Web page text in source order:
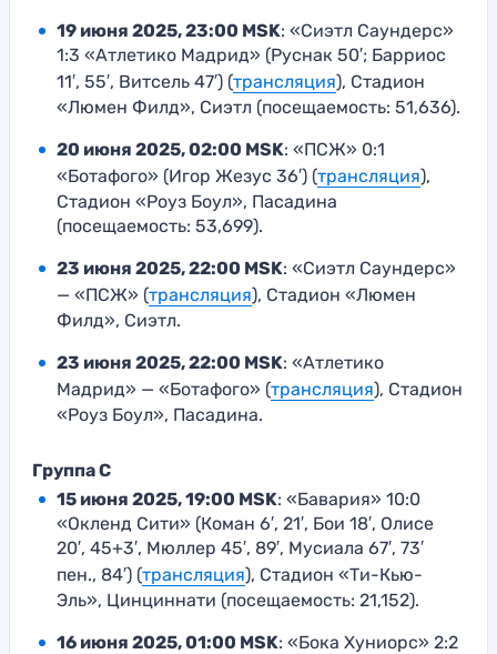
19 июня 2025, 23:00 MSK: «Сиэтл Саундерс»
1:3 «Атлетико Мадрид» (Руснак 50′; Барриос
11′, 55′, Витсель 47′) (трансляция), Стадион
«Люмен Филд», Сиэтл (посещаемость: 51,636).
20 июня 2025, 02:00 MSK: «ПСЖ» 0:1
«Ботафого» (Игор Жезус 36′) (трансляция),
Стадион «Роуз Боул», Пасадина
(посещаемость: 53,699).
23 июня 2025, 22:00 MSK: «Сиэтл Саундерс»
— «ПСЖ» (трансляция), Стадион «Люмен
Филд», Сиэтл.
23 июня 2025, 22:00 MSK: «Атлетико
Мадрид» — «Ботафого» (трансляция), Стадион
«Роуз Боул», Пасадина.
Группа C
15 июня 2025, 19:00 MSK: «Бавария» 10:0
«Окленд Сити» (Коман 6′, 21′, Бои 18′, Олисе
20′, 45+3′, Мюллер 45′, 89′, Мусиала 67′, 73′
пен., 84′) (трансляция), Стадион «Ти-Кью-
Эль», Цинциннати (посещаемость: 21,152).
16 июня 2025, 01:00 MSK: «Бока Хуниорс» 2:2